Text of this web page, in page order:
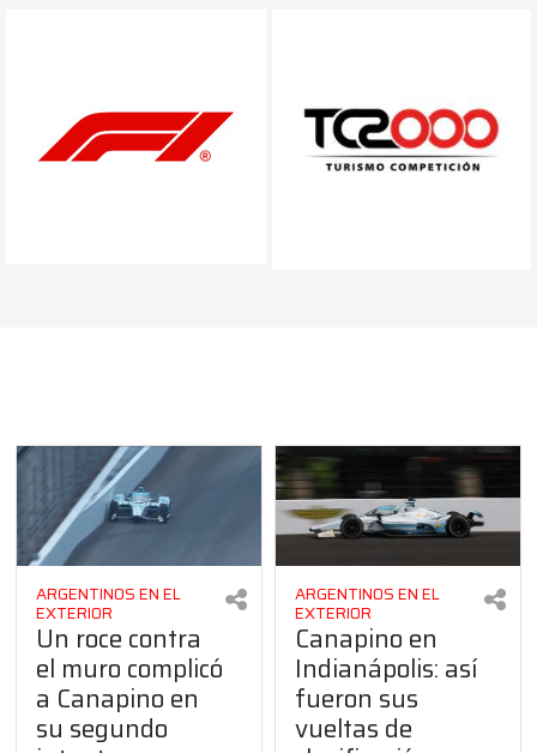
ARGENTINOS EN EL
EXTERIOR
Un roce contra
el muro complicó
a Canapino en
su segundo
ARGENTINOS EN EL
EXTERIOR
Canapino en
Indianápolis: así
fueron sus
vueltas de